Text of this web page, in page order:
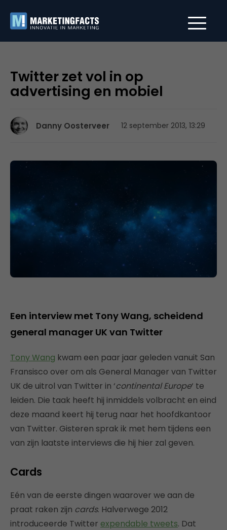
Twitter zet vol in op
advertising en mobiel
Danny Oosterveer 12 september 2013, 13:29
Een interview met Tony Wang, scheidend
general manager UK van Twitter
Tony Wang kwam een paar jaar geleden vanuit San
Fransisco over om als General Manager van Twitter
UK de uitrol van Twitter in ‘continental Europe‘ te
leiden. Die taak heeft hij inmiddels volbracht en eind
deze maand keert hij terug naar het hoofdkantoor
van Twitter. Gisteren sprak ik met hem tijdens een
van zijn laatste interviews die hij hier zal geven.
Cards
Eén van de eerste dingen waarover we aan de
praat raken zijn cards. Halverwege 2012
introduceerde Twitter expendable tweets. Dat